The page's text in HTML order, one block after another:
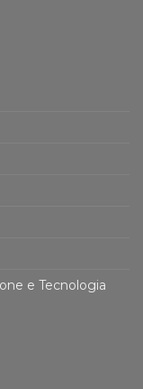
e Tecnologia